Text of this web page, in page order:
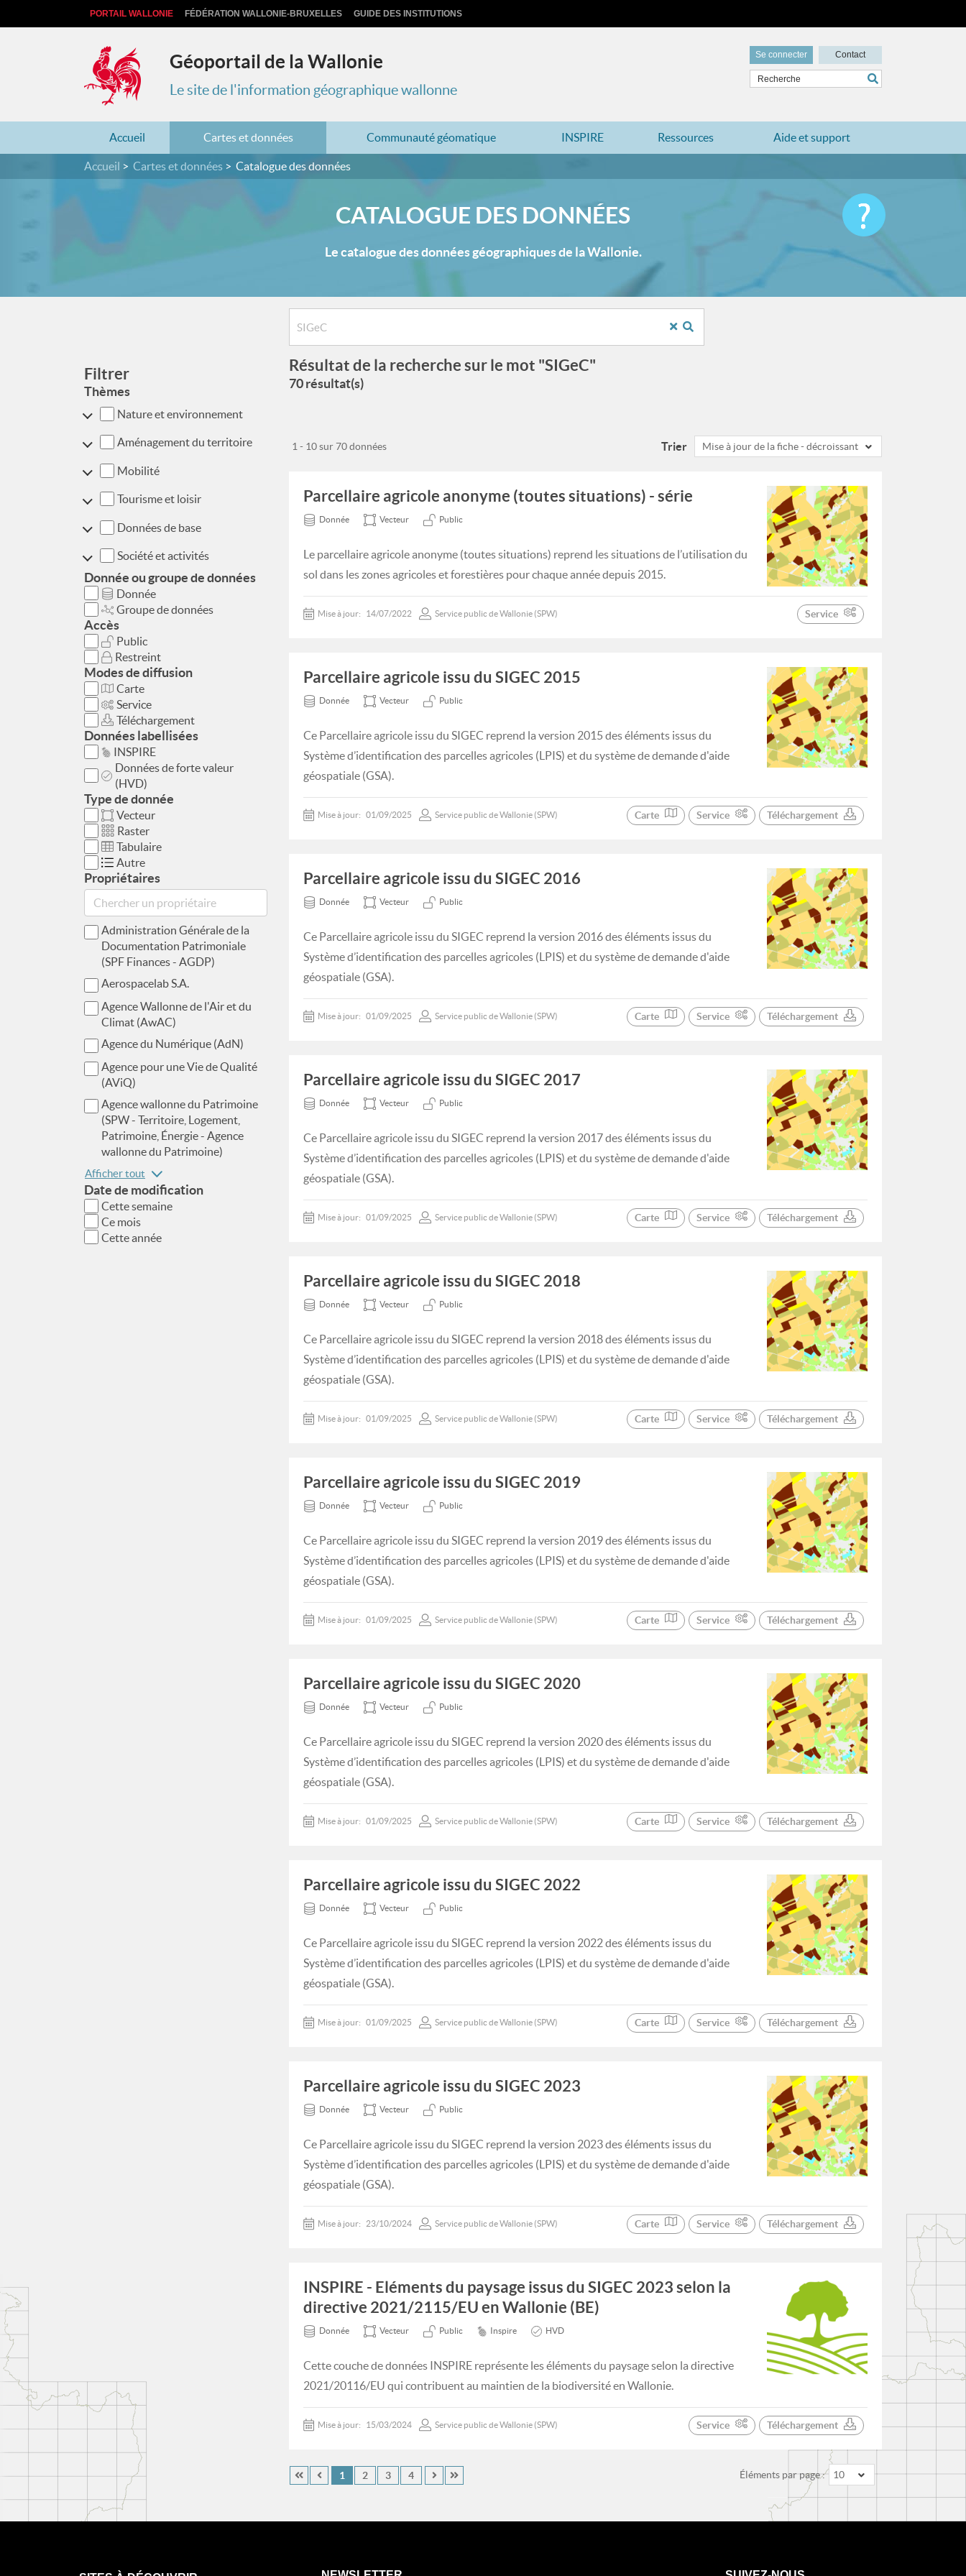
PORTAIL WALLONIE FÉDÉRATION WALLONIE-BRUXELLES GUIDE DES INSTITUTIONS
Géoportail de la Wallonie
Le site de l'information géographique wallonne
Se connecter Contact
Accueil Cartes et données Communauté géomatique INSPIRE Ressources Aide et support
Accueil Cartes et données Catalogue des données
CATALOGUE DES DONNÉES
Le catalogue des données géographiques de la Wallonie.
Filtrer
Thèmes
Nature et environnement
Aménagement du territoire
Mobilité
Tourisme et loisir
Données de base
Société et activités
Donnée ou groupe de données
Donnée
Groupe de données
Accès
Public
Restreint
Modes de diffusion
Carte
Service
Téléchargement
Données labellisées
INSPIRE
Données de forte valeur
(HVD)
Type de donnée
Vecteur
Raster
Tabulaire
Autre
Propriétaires
Administration Générale de la
Documentation Patrimoniale
(SPF Finances - AGDP)
Aerospacelab S.A.
Agence Wallonne de l'Air et du
Climat (AwAC)
Agence du Numérique (AdN)
Agence pour une Vie de Qualité
(AViQ)
Agence wallonne du Patrimoine
(SPW - Territoire, Logement,
Patrimoine, Énergie - Agence
wallonne du Patrimoine)
Afficher tout
Date de modification
Cette semaine
Ce mois
Cette année
Résultat de la recherche sur le mot "SIGeC"
70 résultat(s)
Trier Mise à jour de la fiche - décroissant
1 - 10 sur 70 données
Parcellaire agricole anonyme (toutes situations) - série
Donnée Vecteur Public
Le parcellaire agricole anonyme (toutes situations) reprend les situations de l’utilisation du
sol dans les zones agricoles et forestières pour chaque année depuis 2015.
Mise à jour: 14/07/2022 Service public de Wallonie (SPW) Service
Parcellaire agricole issu du SIGEC 2015
Donnée Vecteur Public
Ce Parcellaire agricole issu du SIGEC reprend la version 2015 des éléments issus du
Système d’identification des parcelles agricoles (LPIS) et du système de demande d'aide
géospatiale (GSA).
Mise à jour: 01/09/2025 Service public de Wallonie (SPW) Carte Service Téléchargement
Parcellaire agricole issu du SIGEC 2016
Donnée Vecteur Public
Ce Parcellaire agricole issu du SIGEC reprend la version 2016 des éléments issus du
Système d’identification des parcelles agricoles (LPIS) et du système de demande d'aide
géospatiale (GSA).
Mise à jour: 01/09/2025 Service public de Wallonie (SPW) Carte Service Téléchargement
Parcellaire agricole issu du SIGEC 2017
Donnée Vecteur Public
Ce Parcellaire agricole issu du SIGEC reprend la version 2017 des éléments issus du
Système d’identification des parcelles agricoles (LPIS) et du système de demande d'aide
géospatiale (GSA).
Mise à jour: 01/09/2025 Service public de Wallonie (SPW) Carte Service Téléchargement
Parcellaire agricole issu du SIGEC 2018
Donnée Vecteur Public
Ce Parcellaire agricole issu du SIGEC reprend la version 2018 des éléments issus du
Système d’identification des parcelles agricoles (LPIS) et du système de demande d'aide
géospatiale (GSA).
Mise à jour: 01/09/2025 Service public de Wallonie (SPW) Carte Service Téléchargement
Parcellaire agricole issu du SIGEC 2019
Donnée Vecteur Public
Ce Parcellaire agricole issu du SIGEC reprend la version 2019 des éléments issus du
Système d’identification des parcelles agricoles (LPIS) et du système de demande d'aide
géospatiale (GSA).
Mise à jour: 01/09/2025 Service public de Wallonie (SPW) Carte Service Téléchargement
Parcellaire agricole issu du SIGEC 2020
Donnée Vecteur Public
Ce Parcellaire agricole issu du SIGEC reprend la version 2020 des éléments issus du
Système d’identification des parcelles agricoles (LPIS) et du système de demande d'aide
géospatiale (GSA).
Mise à jour: 01/09/2025 Service public de Wallonie (SPW) Carte Service Téléchargement
Parcellaire agricole issu du SIGEC 2022
Donnée Vecteur Public
Ce Parcellaire agricole issu du SIGEC reprend la version 2022 des éléments issus du
Système d’identification des parcelles agricoles (LPIS) et du système de demande d'aide
géospatiale (GSA).
Mise à jour: 01/09/2025 Service public de Wallonie (SPW) Carte Service Téléchargement
Parcellaire agricole issu du SIGEC 2023
Donnée Vecteur Public
Ce Parcellaire agricole issu du SIGEC reprend la version 2023 des éléments issus du
Système d’identification des parcelles agricoles (LPIS) et du système de demande d'aide
géospatiale (GSA).
Mise à jour: 23/10/2024 Service public de Wallonie (SPW) Carte Service Téléchargement
INSPIRE - Eléments du paysage issus du SIGEC 2023 selon la
directive 2021/2115/EU en Wallonie (BE)
Donnée Vecteur Public Inspire HVD
Cette couche de données INSPIRE représente les éléments du paysage selon la directive
2021/20116/EU qui contribuent au maintien de la biodiversité en Wallonie.
Mise à jour: 15/03/2024 Service public de Wallonie (SPW) Service Téléchargement
Éléments par page : 10
1 2 3 4